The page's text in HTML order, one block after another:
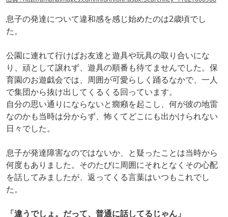
息子の発達について違和感を感じ始めたのは2歳頃でし
た。
公園に連れて行けばお友達と遊具や玩具の取り合いにな
り、頑として譲れず、遊具の順番も待てませんでした。保
育園のお遊戯会では、周囲が可愛らしく踊るなかで、一人
で集団から抜け出してくるくる回っています。
自分の思い通りにならないと癇癪を起こし、何が彼の地雷
なのかも当時は分からず、怖くてどこにも出かけられない
日々でした。
息子が発達障害なのではないか、と疑ったことは当時から
何度もありました。そのたびに周囲にそれとなくその心配
を話してみましたが、返ってくる言葉はいつもこれでし
た。
「違うでしょ。だって、普通に話してるじゃん」